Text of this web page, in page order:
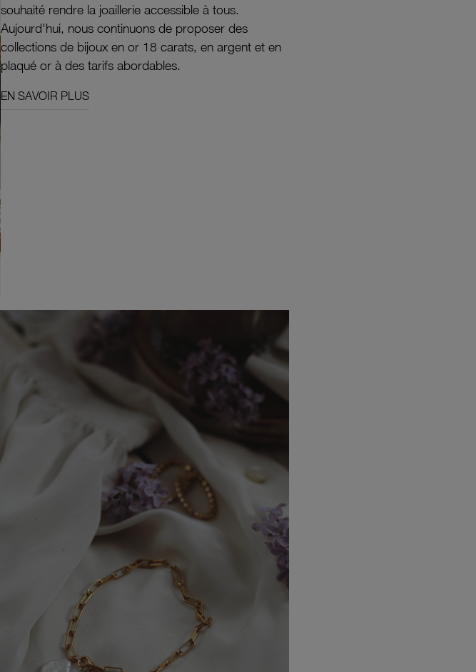
souhaité rendre la joaillerie accessible à tous.
Aujourd'hui, nous continuons de proposer des
collections de bijoux en or 18 carats, en argent et en
plaqué or à des tarifs abordables.
EN SAVOIR PLUS